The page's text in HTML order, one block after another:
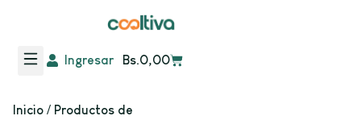
Ingresar Bs.0,00
Inicio / Productos de